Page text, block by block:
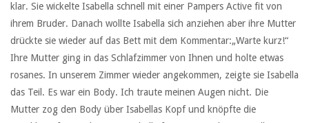
klar. Sie wickelte Isabella schnell mit einer Pampers Active fit von
ihrem Bruder. Danach wollte Isabella sich anziehen aber ihre Mutter
drückte sie wieder auf das Bett mit dem Kommentar:„Warte kurz!“
Ihre Mutter ging in das Schlafzimmer von Ihnen und holte etwas
rosanes. In unserem Zimmer wieder angekommen, zeigte sie Isabella
das Teil. Es war ein Body. Ich traute meinen Augen nicht. Die
Mutter zog den Body über Isabellas Kopf und knöpfte die